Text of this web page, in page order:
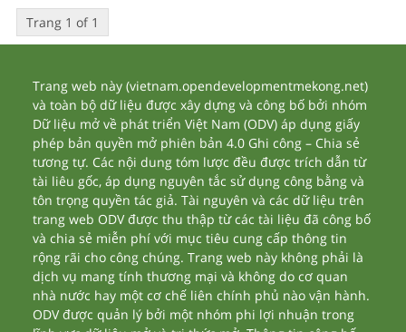
Trang 1 of 1
Trang web này (vietnam.opendevelopmentmekong.net)
và toàn bộ dữ liệu được xây dựng và công bố bởi nhóm
Dữ liệu mở về phát triển Việt Nam (ODV) áp dụng giấy
phép bản quyền mở phiên bản 4.0 Ghi công – Chia sẻ
tương tự. Các nội dung tóm lược đều được trích dẫn từ
tài liêu gốc, áp dụng nguyên tắc sử dụng công bằng và
tôn trọng quyền tác giả. Tài nguyên và các dữ liệu trên
trang web ODV được thu thập từ các tài liệu đã công bố
và chia sẻ miễn phí với mục tiêu cung cấp thông tin
rộng rãi cho công chúng. Trang web này không phải là
dịch vụ mang tính thương mại và không do cơ quan
nhà nước hay một cơ chế liên chính phủ nào vận hành.
ODV được quản lý bởi một nhóm phi lợi nhuận trong